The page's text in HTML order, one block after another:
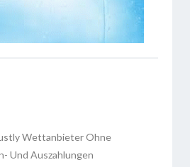
Wettanbieter Ohne
Und Auszahlungen